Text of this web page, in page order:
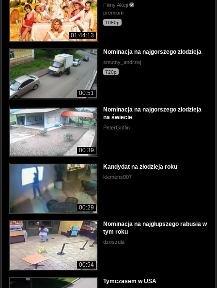
01:44:13
Filmy Akcji
premium
1080p
00:51
Nominacja na najgorszego złodzieja
smutny_andrzej
720p
00:39
Nominacja na najgorszego złodzieja
na świecie
PeterGriffin
00:29
Kandydat na złodzieja roku
klemens007
00:54
Nominacja na najgłupszego rabusia w
tym roku
dzoszula
Tymczasem w USA